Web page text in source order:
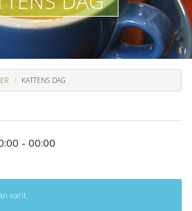
KATTENS DAG
- 00:00
varit.